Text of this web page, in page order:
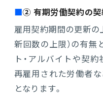
② 有期労働契約の契
雇用契約期間の更新の
新回数の上限）の有無
ト・アルバイトや契約
再雇用された労働者
となります。